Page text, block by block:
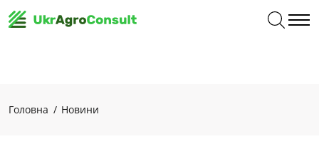
Головна Новини